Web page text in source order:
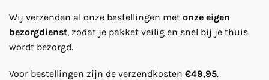
Wij verzenden al onze bestellingen met onze eigen
bezorgdienst, zodat je pakket veilig en snel bij je thuis
wordt bezorgd.
Voor bestellingen zijn de verzendkosten €49,95.